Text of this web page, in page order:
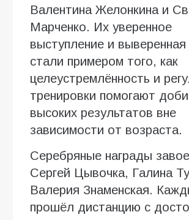
Валентина Желонкина и
Марченко. Их уверенное
выступление и выверенная
стали примером того, как
целеустремлённость и
тренировки помогают
высоких результатов вне
зависимости от возраста.
Серебряные награды
Сергей Цывочка, Галина
Валерия Знаменская.
прошёл дистанцию с